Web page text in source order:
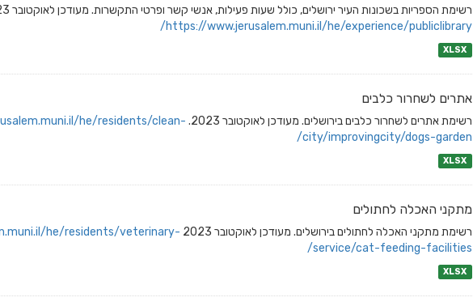
רשימת הספריות בשכונות העיר ירושלים, כולל שעות פעילות, אנשי קשר ופרטי התקשרות. מעודכן לאוקטובר 2023.
https://www.jerusalem.muni.il/he/experience/publiclibrary/
XLSX
אתרים לשחרור כלבים
רשימת אתרים לשחרור כלבים בירושלים. מעודכן לאוקטובר 2023.
he/residents/clean-
city/improvingcity/dogs-garden/
XLSX
מתקני האכלה לחתולים
רשימת מתקני האכלה לחתולים בירושלים. מעודכן לאוקטובר 2023
he/residents/veterinary-
service/cat-feeding-facilities/
XLSX